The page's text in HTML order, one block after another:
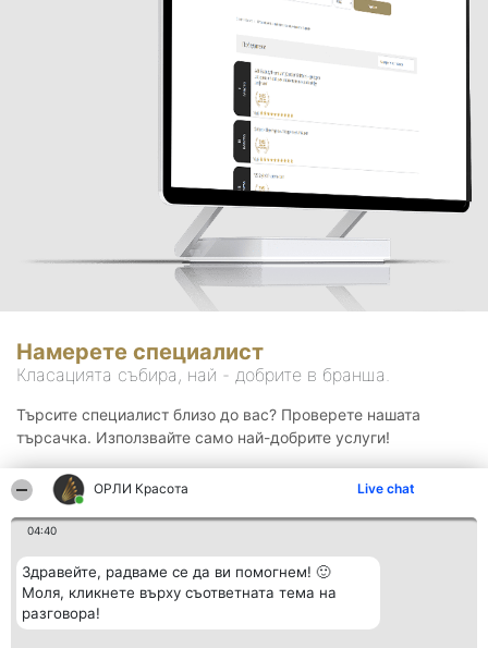
ОРЛИ Красота Live chat
04:40
Здравейте, радваме се да ви помогнем! 🙂
Моля, кликнете върху съответната тема на
разговора!
Намерете специалист
Класацията събира, най - добрите в бранша.
Търсите специалист близо до вас? Проверете нашата
търсачка. Използвайте само най-добрите услуги!